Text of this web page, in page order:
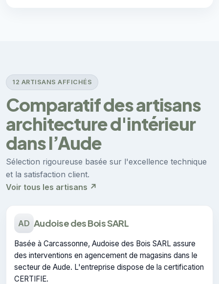
12 ARTISANS AFFICHÉS
Comparatif des artisans
architecture d'intérieur
dans l’Aude
Sélection rigoureuse basée sur l'excellence technique
et la satisfaction client.
Voir tous les artisans ↗
AD Audoise des Bois SARL
Basée à Carcassonne, Audoise des Bois SARL assure
des interventions en agencement de magasins dans le
secteur de Aude. L'entreprise dispose de la certification
CERTIFIE.